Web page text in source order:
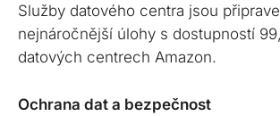
Služby datového centra jsou
nejnáročnější úlohy s dostupností
datových centrech Amazon.
Ochrana dat a bezpečnost